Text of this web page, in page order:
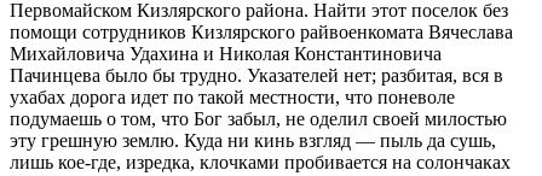
Первомайском Кизлярского района. Найти этот поселок без
помощи сотрудников Кизлярского райвоенкомата Вячеслава
Михайловича Удахина и Николая Константиновича
Пачинцева было бы трудно. Указателей нет; разбитая, вся в
ухабах дорога идет по такой местности, что поневоле
подумаешь о том, что Бог забыл, не оделил своей милостью
эту грешную землю. Куда ни кинь взгляд — пыль да сушь,
лишь кое-где, изредка, клочками пробивается на солончаках